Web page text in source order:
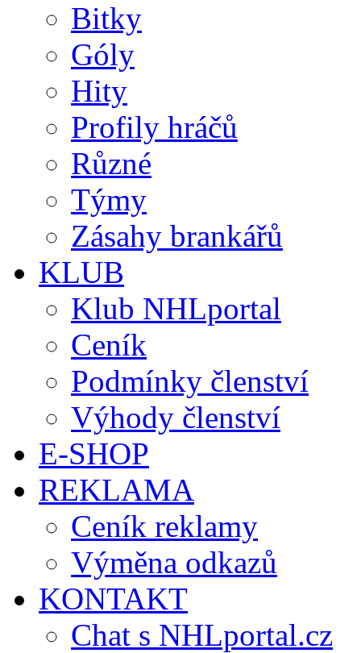
Bitky
Góly
Hity
Profily hráčů
Různé
Týmy
Zásahy brankářů
KLUB
Klub NHLportal
Ceník
Podmínky členství
Výhody členství
E-SHOP
REKLAMA
Ceník reklamy
Výměna odkazů
KONTAKT
Chat s NHLportal.cz